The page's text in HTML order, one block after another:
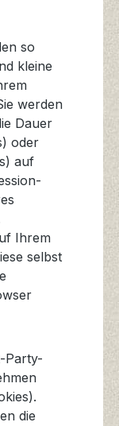
so
kleine
werden
Dauer
oder
auf
Ihrem
selbst
Party-
die